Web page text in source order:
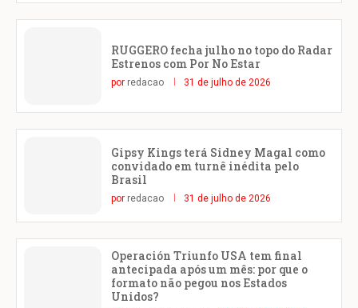
RUGGERO fecha julho no topo do Radar
Estrenos com Por No Estar
por redacao 31 de julho de 2026
Gipsy Kings terá Sidney Magal como
convidado em turnê inédita pelo
Brasil
por redacao 31 de julho de 2026
Operación Triunfo USA tem final
antecipada após um mês: por que o
formato não pegou nos Estados
Unidos?